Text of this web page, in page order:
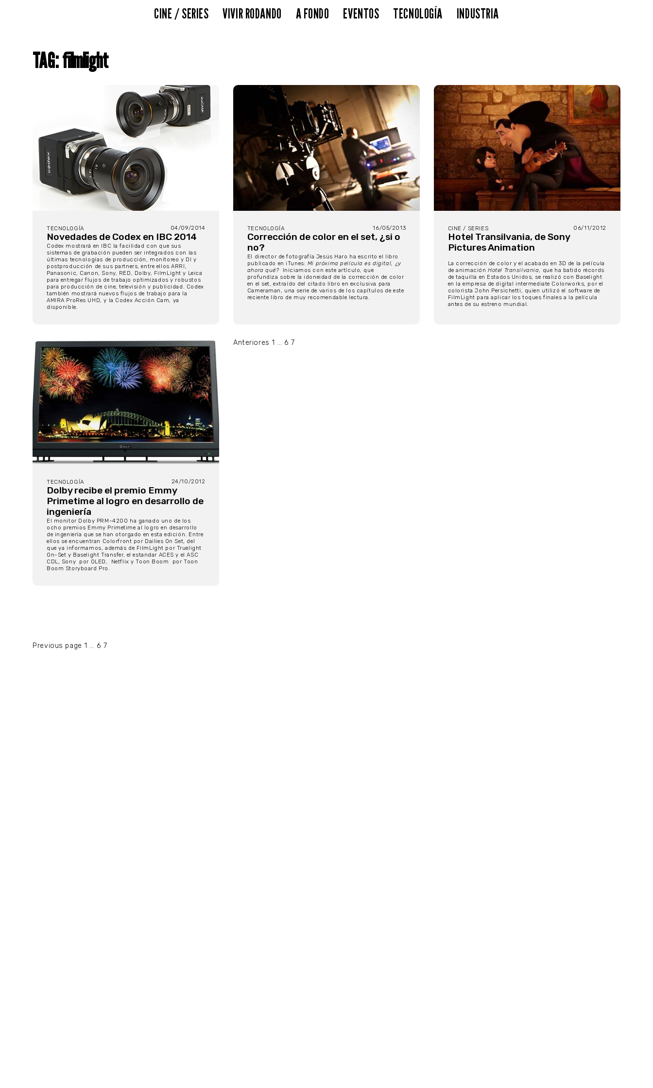
CINE / SERIES VIVIR RODANDO A FONDO EVENTOS TECNOLOGÍA INDUSTRIA
TAG: filmlight
TECNOLOGÍA 04/09/2014
Novedades de Codex en IBC 2014
Codex mostrará en IBC la facilidad con que sus
sistemas de grabación pueden ser integrados con las
últimas tecnologías de producción, monitoreo y DI y
postproducción de sus partners, entre ellos ARRI,
Panasonic, Canon, Sony, RED, Dolby, FilmLight y Leica
para entregar flujos de trabajo optimizados y robustos
para producción de cine, televisión y publicidad. Codex
también mostrará nuevos flujos de trabajo para la
AMIRA ProRes UHD, y la Codex Acción Cam, ya
disponible.
TECNOLOGÍA 16/05/2013
Corrección de color en el set, ¿si o
no?
El director de fotografía Jesús Haro ha escrito el libro
publicado en iTunes: Mi próxima película es digital, ¿y
ahora qué? Iniciamos con este artículo, que
profundiza sobre la idoneidad de la corrección de color
en el set, extraído del citado libro en exclusiva para
Cameraman, una serie de varios de los capítulos de este
reciente libro de muy recomendable lectura.
CINE / SERIES 06/11/2012
Hotel Transilvania, de Sony
Pictures Animation
La corrección de color y el acabado en 3D de la película
de animaciónHotel Transilvania, que ha batido récords
de taquilla en Estados Unidos, se realizó con Baselight
en la empresa de digital intermediate Colorworks, por el
colorista John Persichetti, quien utilizó el software de
FilmLight para aplicar los toques finales a la película
antes de su estreno mundial.
TECNOLOGÍA 24/10/2012
Dolby recibe el premio Emmy
Primetime al logro en desarrollo de
ingeniería
El monitor Dolby PRM-4200 ha ganado uno de los
ocho premios Emmy Primetime al logro en desarrollo
de ingeniería que se han otorgado en esta edición. Entre
ellos se encuentran Colorfront por Dailies On Set, del
que ya informamos, además de FilmLight por Truelight
On-Set y Baselight Transfer, el estandar ACES y el ASC
CDL, Sony por OLED, Netflix y Toon Boom por Toon
Boom Storyboard Pro.
Paginación
Anteriores 1 … 6 7
Paginación
Previous page Page
1 … Page
6 Page
7